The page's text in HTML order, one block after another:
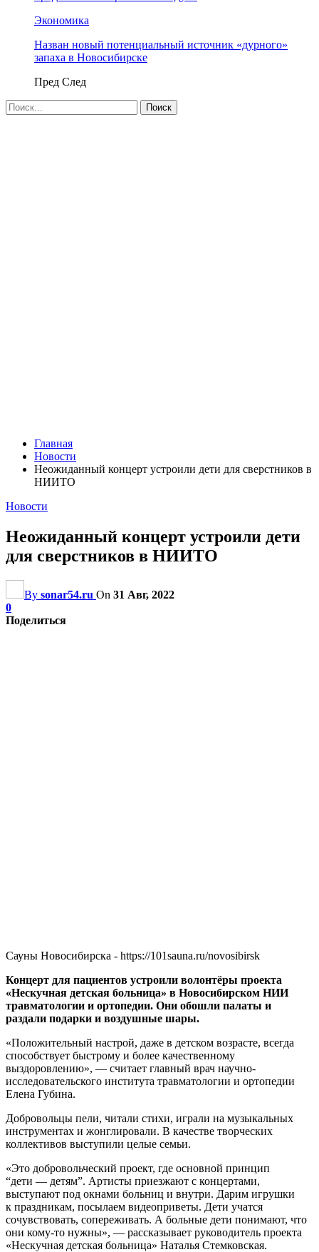
Экономика
Назван новый потенциальный источник «дурного»
запаха в Новосибирске
Пред След
Главная
Новости
Неожиданный концерт устроили дети для сверстников в
НИИТО
Новости
Неожиданный концерт устроили дети
для сверстников в НИИТО
By sonar54.ru On 31 Авг, 2022
0
Поделиться
Сауны Новосибирска - https://101sauna.ru/novosibirsk
Концерт для пациентов устроили волонтёры проекта
«Нескучная детская больница» в Новосибирском НИИ
травматологии и ортопедии. Они обошли палаты и
раздали подарки и воздушные шары.
«Положительный настрой, даже в детском возрасте, всегда
способствует быстрому и более качественному
выздоровлению», — считает главный врач научно-
исследовательского института травматологии и ортопедии
Елена Губина.
Добровольцы пели, читали стихи, играли на музыкальных
инструментах и жонглировали. В качестве творческих
коллективов выступили целые семьи.
«Это добровольческий проект, где основной принцип
“дети — детям”. Артисты приезжают с концертами,
выступают под окнами больниц и внутри. Дарим игрушки
к праздникам, посылаем видеоприветы. Дети учатся
сочувствовать, сопереживать. А больные дети понимают, что
они кому-то нужны», — рассказывает руководитель проекта
«Нескучная детская больница» Наталья Стемковская.